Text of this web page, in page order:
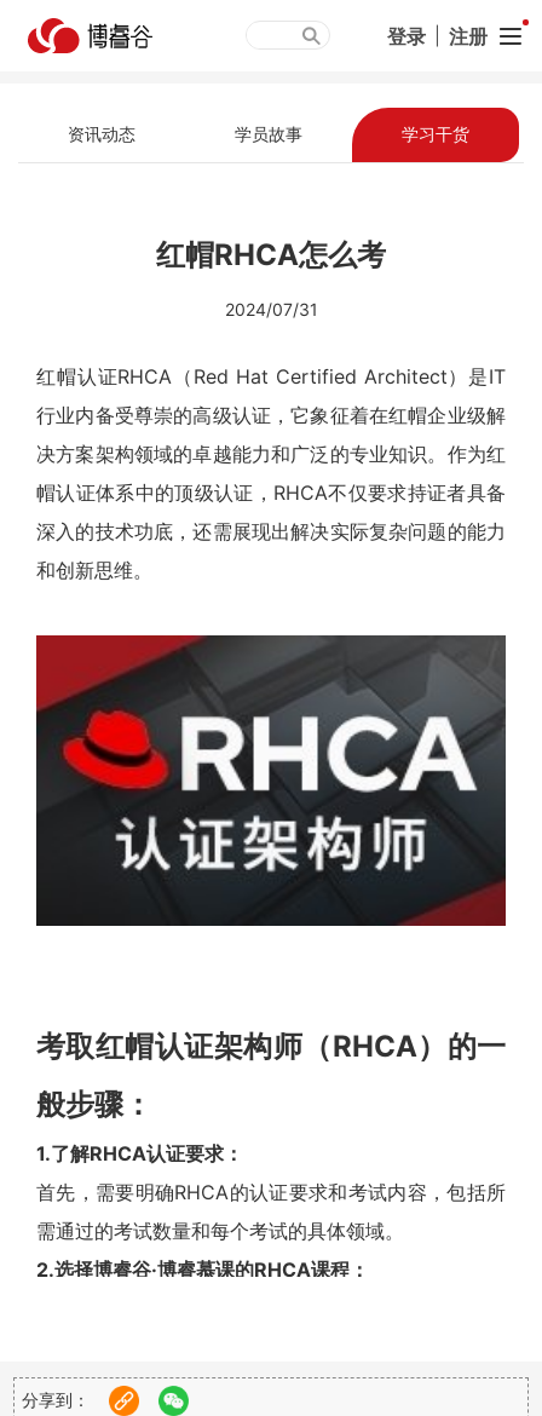
登录 注册
资讯动态 学员故事 学习干货
红帽RHCA怎么考
2024/07/31
红帽认证RHCA（Red Hat Certified Architect）是IT
行业内备受尊崇的高级认证，它象征着在红帽企业级解
决方案架构领域的卓越能力和广泛的专业知识。作为红
帽认证体系中的顶级认证，RHCA不仅要求持证者具备
深入的技术功底，还需展现出解决实际复杂问题的能力
和创新思维。
考取红帽认证架构师（RHCA）的一
般步骤：
1.了解RHCA认证要求：
首先，需要明确RHCA的认证要求和考试内容，包括所
需通过的考试数量和每个考试的具体领域。
2.选择博睿谷·博睿慕课的RHCA课程：
键领域，并提供详细的学习资料和实战练习。
分享到：